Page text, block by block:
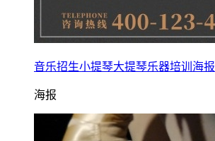
音乐招生小提琴大提琴乐器培训海报
海报